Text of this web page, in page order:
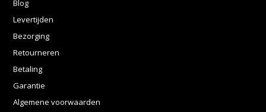
Blog
Levertijden
Bezorging
Retourneren
Betaling
Garantie
Algemene voorwaarden